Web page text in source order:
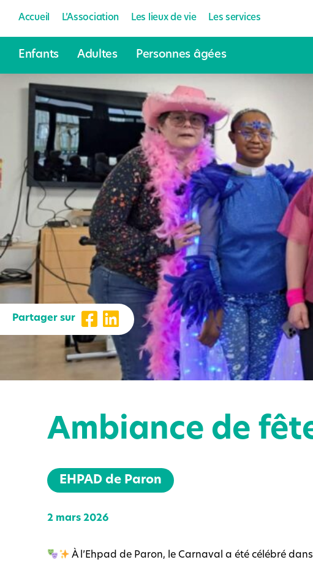
Accueil L’Association Les lieux de vie Les services
Enfants Adultes Personnes âgées
Partager sur
Ambiance de
EHPAD de Paron
2 mars 2026
À l’Ehpad de Paron, le Carnaval a été célébré